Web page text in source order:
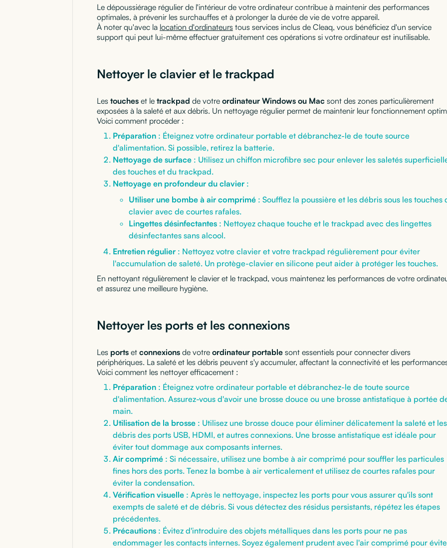
Le dépoussiérage régulier de l'intérieur de votre ordinateur contribue à maintenir des performances
optimales, à prévenir les surchauffes et à prolonger la durée de vie de votre appareil.
À noter qu'avec la location d'ordinateurs tous services inclus de Cleaq, vous bénéficiez d'un service
support qui peut lui-même effectuer gratuitement ces opérations si votre ordinateur est inutilisable.
Nettoyer le clavier et le trackpad
Les touches et le trackpad de votre ordinateur Windows ou Mac sont des zones particulièrement
exposées à la saleté et aux débris. Un nettoyage régulier permet de maintenir leur fonctionnement
Voici comment procéder :
Préparation : Éteignez votre ordinateur portable et débranchez-le de toute source
d'alimentation. Si possible, retirez la batterie.
Nettoyage de surface : Utilisez un chiffon microfibre sec pour enlever les saletés
des touches et du trackpad.
Nettoyage en profondeur du clavier :
Utiliser une bombe à air comprimé : Soufflez la poussière et les débris sous les touches
clavier avec de courtes rafales.
Lingettes désinfectantes : Nettoyez chaque touche et le trackpad avec des lingettes
désinfectantes sans alcool.
Entretien régulier : Nettoyez votre clavier et votre trackpad régulièrement pour éviter
l'accumulation de saleté. Un protège-clavier en silicone peut aider à protéger les touches.
En nettoyant régulièrement le clavier et le trackpad, vous maintenez les performances de votre
et assurez une meilleure hygiène.
Nettoyer les ports et les connexions
Les ports et connexions de votre ordinateur portable sont essentiels pour connecter divers
périphériques. La saleté et les débris peuvent s'y accumuler, affectant la connectivité et les
Voici comment les nettoyer efficacement :
Préparation : Éteignez votre ordinateur portable et débranchez-le de toute source
d'alimentation. Assurez-vous d'avoir une brosse douce ou une brosse antistatique à portée
main.
Utilisation de la brosse : Utilisez une brosse douce pour éliminer délicatement la saleté et les
débris des ports USB, HDMI, et autres connexions. Une brosse antistatique est idéale pour
éviter tout dommage aux composants internes.
Air comprimé : Si nécessaire, utilisez une bombe à air comprimé pour souffler les particules
fines hors des ports. Tenez la bombe à air verticalement et utilisez de courtes rafales pour
éviter la condensation.
Vérification visuelle : Après le nettoyage, inspectez les ports pour vous assurer qu'ils sont
exempts de saleté et de débris. Si vous détectez des résidus persistants, répétez les étapes
précédentes.
Précautions : Évitez d'introduire des objets métalliques dans les ports pour ne pas
endommager les contacts internes. Soyez également prudent avec l'air comprimé pour